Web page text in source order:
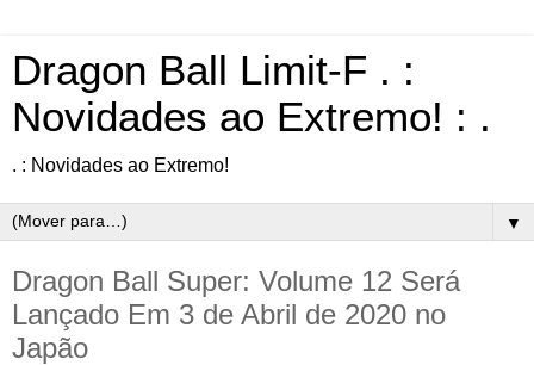
Dragon Ball Limit-F . :
Novidades ao Extremo! : .
. : Novidades ao Extremo!
▼
Dragon Ball Super: Volume 12 Será
Lançado Em 3 de Abril de 2020 no
Japão